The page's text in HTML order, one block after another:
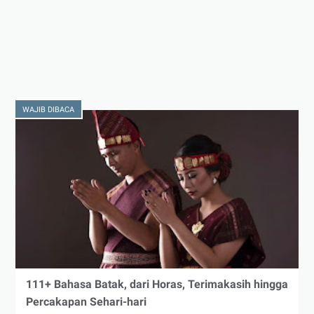
WAJIB DIBACA
111+ Bahasa Batak, dari Horas, Terimakasih hingga
Percakapan Sehari-hari